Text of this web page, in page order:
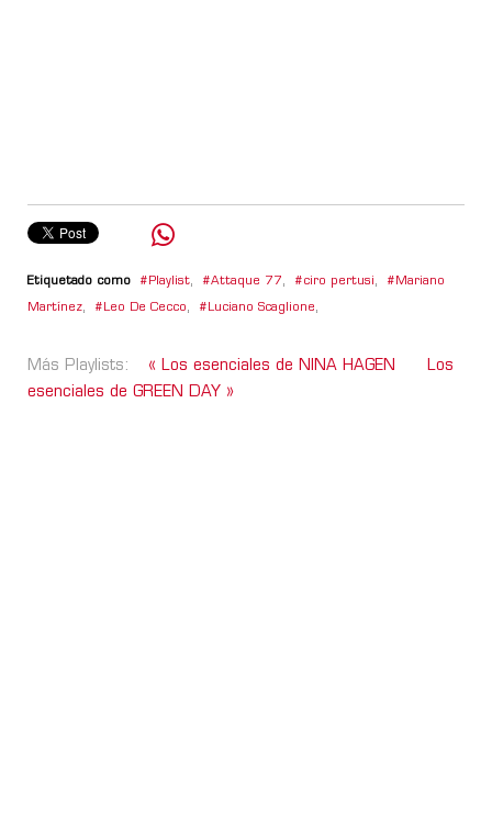
Etiquetado como Playlist, Attaque 77, ciro pertusi, Mariano
Martínez, Leo De Cecco, Luciano Scaglione,
Más Playlists: « Los esenciales de NINA HAGEN
Los
esenciales de GREEN DAY »